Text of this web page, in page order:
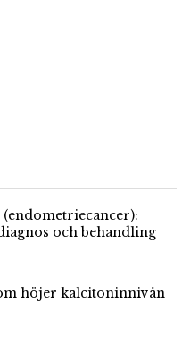
och behandling
höjer kalcitoninnivån